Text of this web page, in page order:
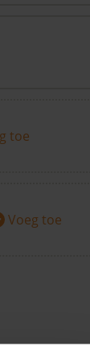
toe
Voeg toe